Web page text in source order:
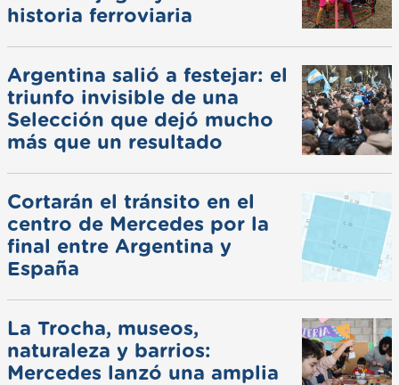
historia ferroviaria
Argentina salió a festejar: el
triunfo invisible de una
Selección que dejó mucho
más que un resultado
Cortarán el tránsito en el
centro de Mercedes por la
final entre Argentina y
España
La Trocha, museos,
naturaleza y barrios:
Mercedes lanzó una amplia